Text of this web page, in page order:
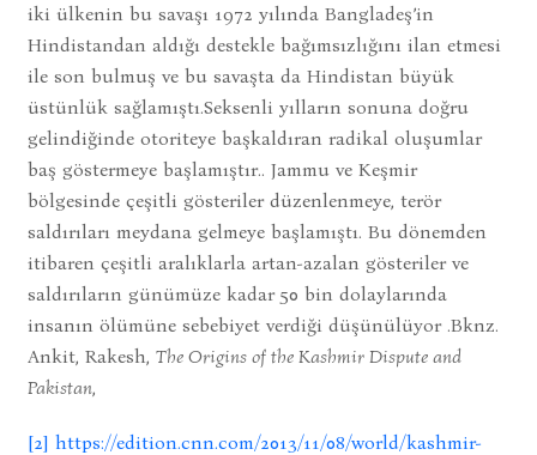
iki ülkenin bu savaşı 1972 yılında Bangladeş’in
Hindistandan aldığı destekle bağımsızlığını ilan etmesi
ile son bulmuş ve bu savaşta da Hindistan büyük
üstünlük sağlamıştı.Seksenli yılların sonuna doğru
gelindiğinde otoriteye başkaldıran radikal oluşumlar
baş göstermeye başlamıştır.. Jammu ve Keşmir
bölgesinde çeşitli gösteriler düzenlenmeye, terör
saldırıları meydana gelmeye başlamıştı. Bu dönemden
itibaren çeşitli aralıklarla artan-azalan gösteriler ve
saldırıların günümüze kadar 50 bin dolaylarında
insanın ölümüne sebebiyet verdiği düşünülüyor .Bknz.
Ankit, Rakesh, The Origins of the Kashmir Dispute and
Pakistan,
[2] https://edition.cnn.com/2013/11/08/world/kashmir-